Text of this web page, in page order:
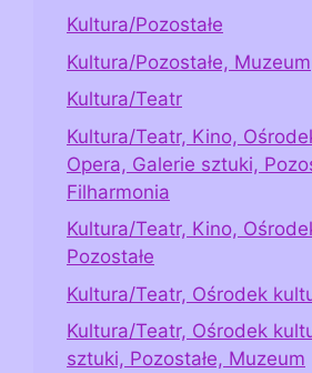
Kultura/Pozostałe
Kultura/Pozostałe, Muzeum
Kultura/Teatr
Kultura/Teatr, Kino,
Opera, Galerie sztuki,
Filharmonia
Kultura/Teatr, Kino,
Pozostałe
Kultura/Teatr, Ośrodek
Kultura/Teatr, Ośrodek
sztuki, Pozostałe, Muzeum